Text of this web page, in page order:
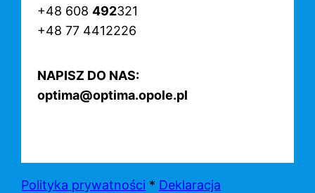
+48 608 492321
+48 77 4412226
NAPISZ DO NAS:
optima@optima.opole.pl
Polityka prywatności * Deklaracja